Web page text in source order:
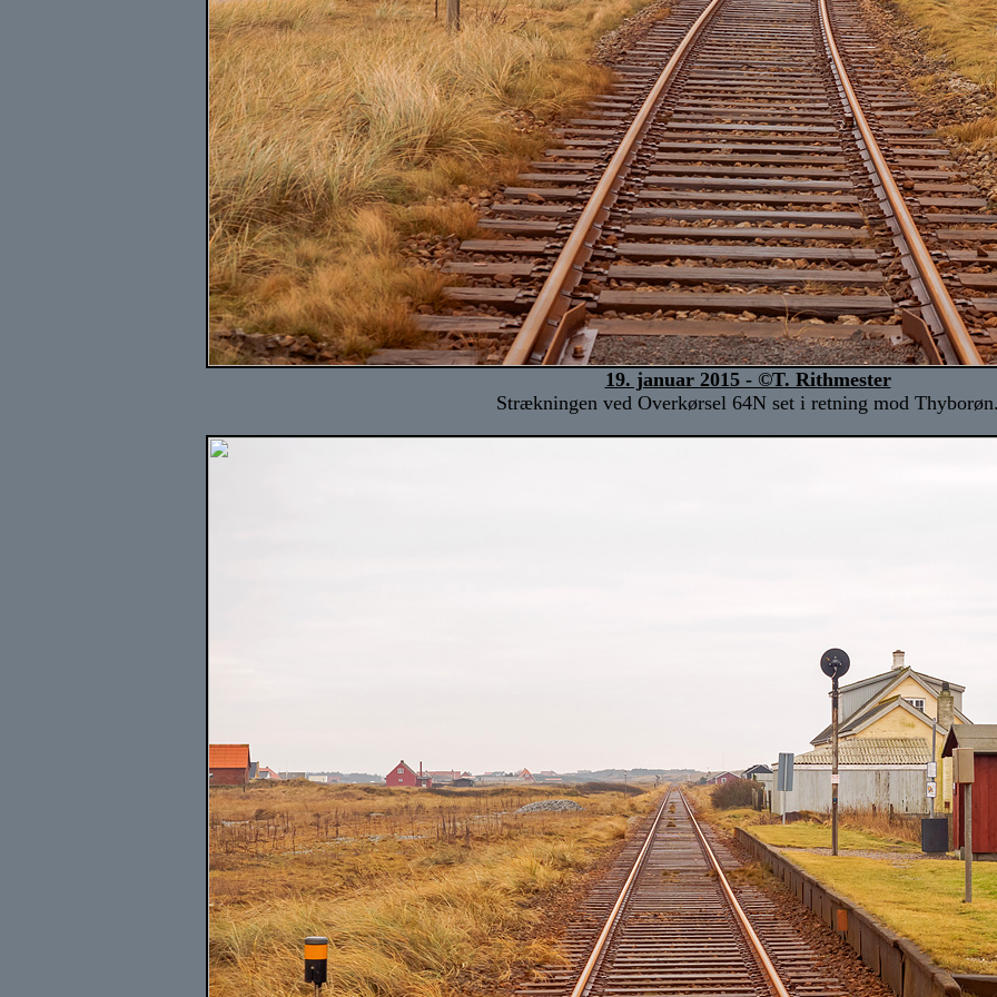
19. januar 2015 - ©T. Rithmester
Strækningen ved Overkørsel 64N set i retning mod